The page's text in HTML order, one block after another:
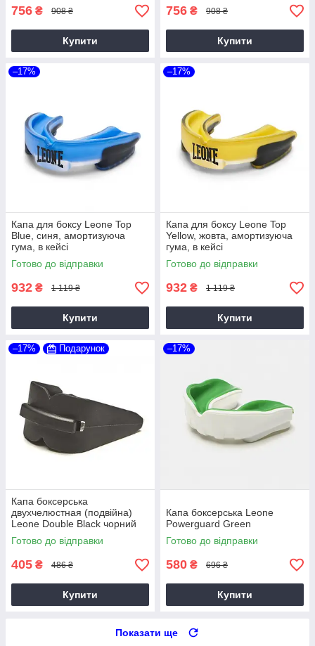
756 ₴ 908 ₴
Купити
756 ₴ 908 ₴
Купити
–17%
Капа для боксу Leone Top
Blue, синя, амортизуюча
гума, в кейсі
Готово до відправки
932 ₴ 1 119 ₴
Купити
–17%
Капа для боксу Leone Top
Yellow, жовта, амортизуюча
гума, в кейсі
Готово до відправки
932 ₴ 1 119 ₴
Купити
–17% Подарунок
Капа боксерська
двухчелюстная (подвійна)
Leone Double Black чорний
Готово до відправки
405 ₴ 486 ₴
Купити
–17%
Капа боксерська Leone
Powerguard Green
Готово до відправки
580 ₴ 696 ₴
Купити
Показати ще